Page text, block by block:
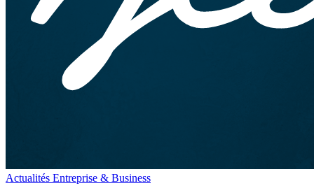
Actualités Entreprise & Business